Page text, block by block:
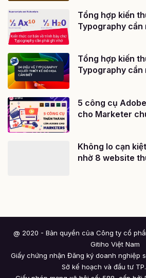
Tổng hợp kiến
Typography cần
Tổng hợp kiến
Typography cần
5 công cụ
cho Marketer
Không lo cạn
nhờ 8 website
@ 2020 - Bản quyền của Công ty cổ
Gitiho Việt Nam
Giấy chứng nhận Đăng ký doanh nghiệp
Sở kế hoạch và đầu tư